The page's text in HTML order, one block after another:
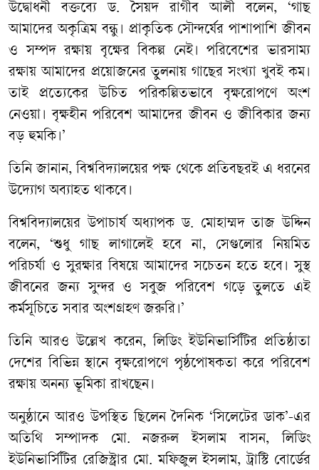
উদ্বোধনী বক্তব্যে ড. সৈয়দ রাগীব আলী বলেন, ‘গাছ
আমাদের অকৃত্রিম বন্ধু। প্রাকৃতিক সৌন্দর্যের পাশাপাশি জীবন
ও সম্পদ রক্ষায় বৃক্ষের বিকল্প নেই। পরিবেশের ভারসাম্য
রক্ষায় আমাদের প্রয়োজনের তুলনায় গাছের সংখ্যা খুবই কম।
তাই প্রত্যেকের উচিত পরিকল্পিতভাবে বৃক্ষরোপণে অংশ
নেওয়া। বৃক্ষহীন পরিবেশ আমাদের জীবন ও জীবিকার জন্য
বড় হুমকি।’
তিনি জানান, বিশ্ববিদ্যালয়ের পক্ষ থেকে প্রতিবছরই এ ধরনের
উদ্যোগ অব্যাহত থাকবে।
বিশ্ববিদ্যালয়ের উপাচার্য অধ্যাপক ড. মোহাম্মদ তাজ উদ্দিন
বলেন, ‘শুধু গাছ লাগালেই হবে না, সেগুলোর নিয়মিত
পরিচর্যা ও সুরক্ষার বিষয়ে আমাদের সচেতন হতে হবে। সুস্থ
জীবনের জন্য সুন্দর ও সবুজ পরিবেশ গড়ে তুলতে এই
কর্মসূচিতে সবার অংশগ্রহণ জরুরি।’
তিনি আরও উল্লেখ করেন, লিডিং ইউনিভার্সিটির প্রতিষ্ঠাতা
দেশের বিভিন্ন স্থানে বৃক্ষরোপণে পৃষ্ঠপোষকতা করে পরিবেশ
রক্ষায় অনন্য ভূমিকা রাখছেন।
অনুষ্ঠানে আরও উপস্থিত ছিলেন দৈনিক ‘সিলেটের ডাক’-এর
অতিথি সম্পাদক মো. নজরুল ইসলাম বাসন, লিডিং
ইউনিভার্সিটির রেজিস্ট্রার মো. মফিজুল ইসলাম, ট্রাস্টি বোর্ডের